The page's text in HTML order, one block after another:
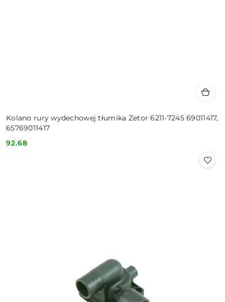
Kolano rury wydechowej tłumika Zetor 6211-7245 69011417,
65769011417
Cena:
92.68